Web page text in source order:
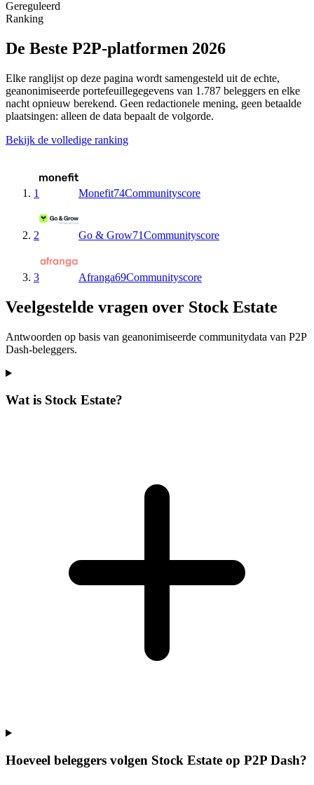
Gereguleerd
Ranking
De Beste P2P-platformen 2026
Elke ranglijst op deze pagina wordt samengesteld uit de echte,
geanonimiseerde portefeuillegegevens van 1.787 beleggers en elke
nacht opnieuw berekend. Geen redactionele mening, geen betaalde
plaatsingen: alleen de data bepaalt de volgorde.
Bekijk de volledige ranking
1 Monefit74Communityscore
2 Go & Grow71Communityscore
3 Afranga69Communityscore
Veelgestelde vragen over Stock Estate
Antwoorden op basis van geanonimiseerde communitydata van P2P
Dash-beleggers.
Wat is Stock Estate?
Hoeveel beleggers volgen Stock Estate op P2P Dash?